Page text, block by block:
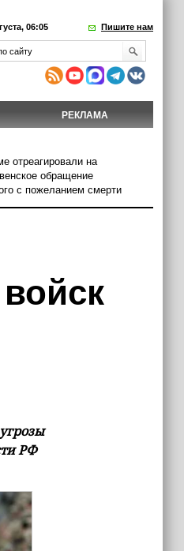
06:05 Пишите нам
РЕКЛАМА
отреагировали на
обращение
с пожеланием смерти
РФ